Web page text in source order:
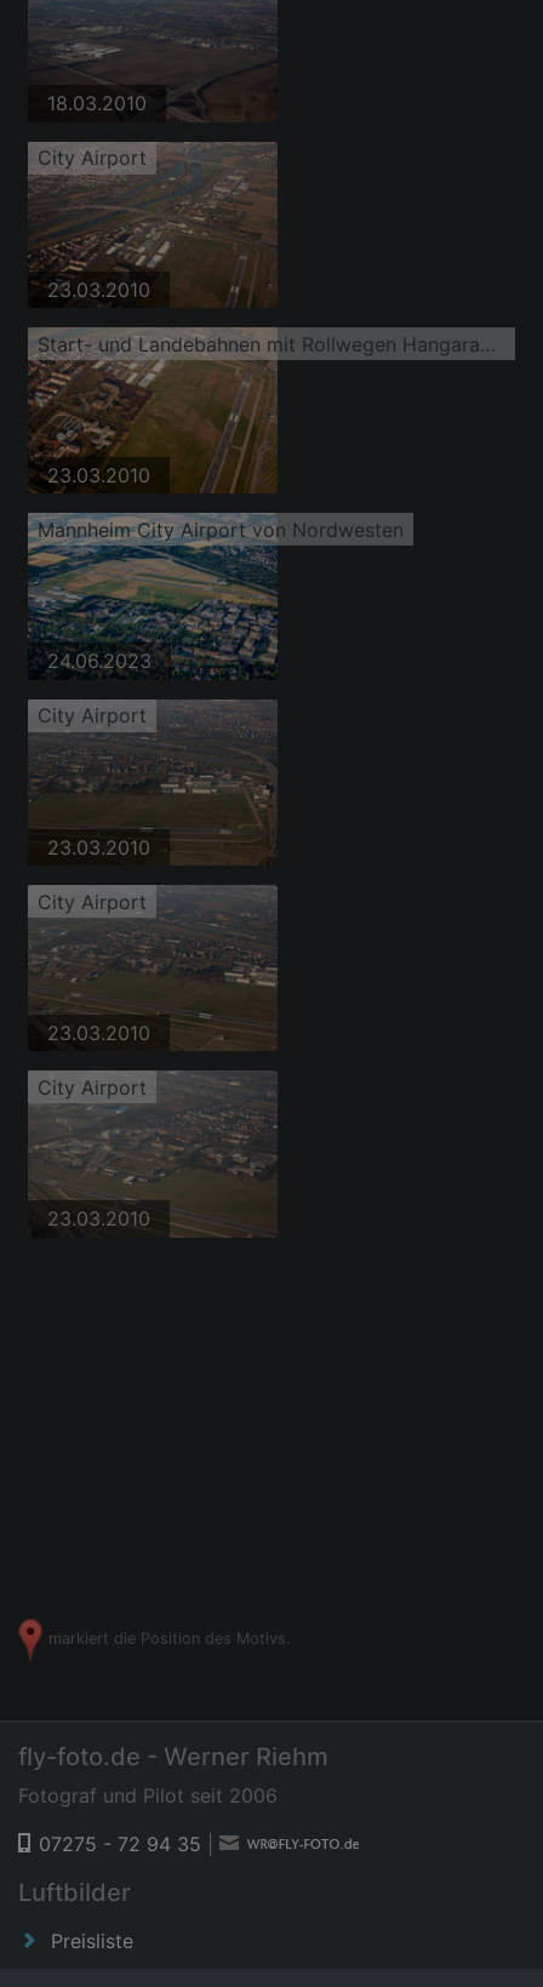
18.03.2010
City Airport
23.03.2010
Start- und Landebahnen mit Rollwegen Hangaranlagen und Terminals auf dem Gelände des Flughafen City Airport Mannheim
23.03.2010
Mannheim City Airport von Nordwesten
24.06.2023
City Airport
23.03.2010
City Airport
23.03.2010
City Airport
23.03.2010
markiert die Position des Motivs.
fly-foto.de - Werner Riehm
Fotograf und Pilot seit 2006
07275 - 72 94 35
Luftbilder
Preisliste